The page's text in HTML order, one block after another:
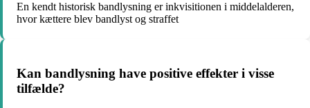
En kendt historisk bandlysning er inkvisitionen i middelalderen,
hvor kættere blev bandlyst og straffet
Kan bandlysning have positive effekter i visse
tilfælde?